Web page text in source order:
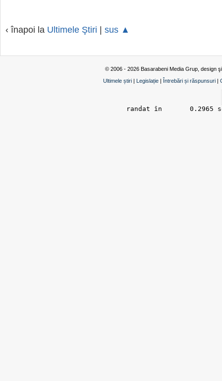
‹ înapoi la Ultimele Ştiri sus ▲
© 2006 - 2026 Basarabeni Media Grup, design
Ultimele știri
Legislație Întrebări și răspunsuri
randat în